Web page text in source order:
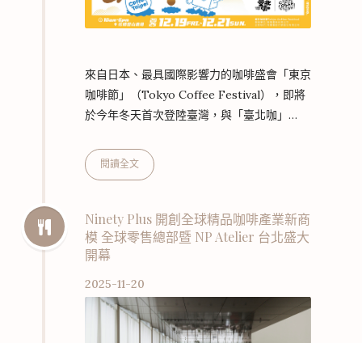
來自日本、最具國際影響力的咖啡盛會「東京
咖啡節」（Tokyo Coffee Festival），即將
於今年冬天首次登陸臺灣，與「臺北咖」
溫度的亞洲咖啡文化盛會！ 這場咖啡盛事將
於 2025 年 12 月 19 日至 12 月 21 日 於花博
熱門咖啡品牌齊聚，讓整座城市瀰漫著咖啡香
氣，深度展現兩地咖啡文化的交融與碰撞。活
動入場門票即日起開賣，12 月 18 日前提供
「單日票」或「套票組合」兩種優惠！（…
閱讀全文
Ninety Plus 開創全球精品咖啡產業新商
模 全球零售總部暨 NP Atelier 台北盛大
開幕
2025-11-20